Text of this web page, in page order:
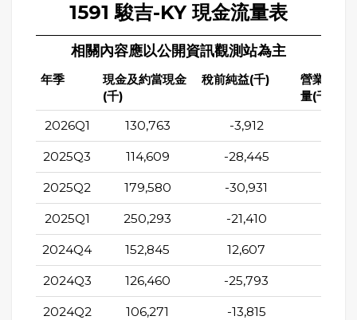
1591 駿吉-KY 現金流量表
相關內容應以公開資訊觀測站為主
年季
現金及約當現金
(千)
稅前純益(千)
營業活動
量(千)
2026Q1 130,763 -3,912
2025Q3 114,609 -28,445
2025Q2 179,580 -30,931
2025Q1 250,293 -21,410
2024Q4 152,845 12,607
2024Q3 126,460 -25,793
2024Q2 106,271 -13,815